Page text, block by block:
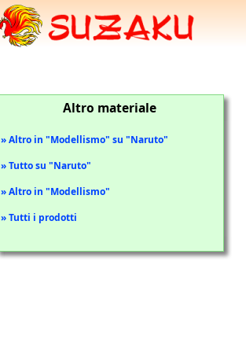
Altro materiale
» Altro in "Modellismo" su "Naruto"
» Tutto su "Naruto"
» Altro in "Modellismo"
» Tutti i prodotti